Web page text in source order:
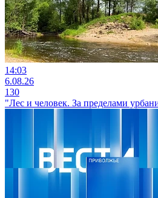
14:03
6.08.26
130
"Лес и человек. За пределами